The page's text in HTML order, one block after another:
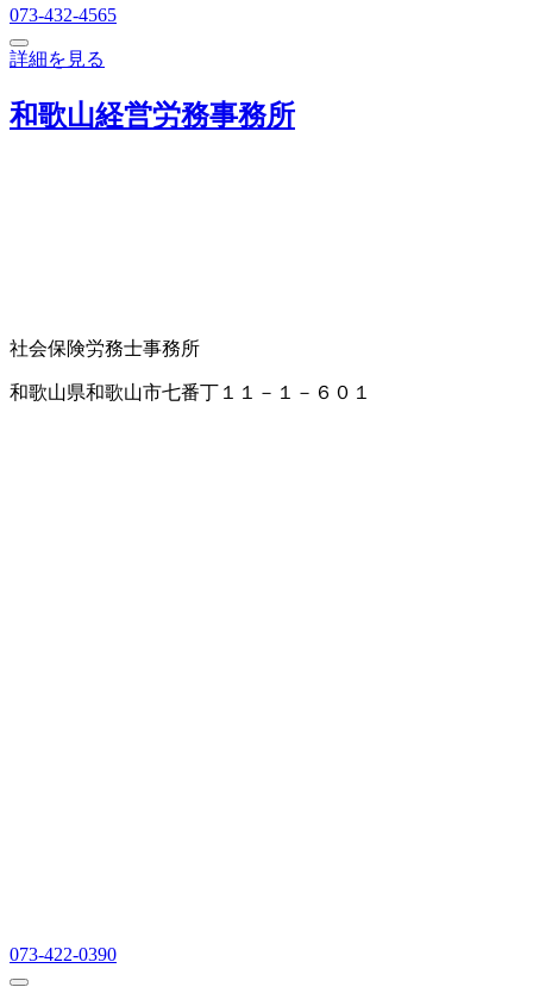
073-432-4565
詳細を見る
和歌山経営労務事務所
社会保険労務士事務所
和歌山県和歌山市七番丁１１－１－６０１
073-422-0390